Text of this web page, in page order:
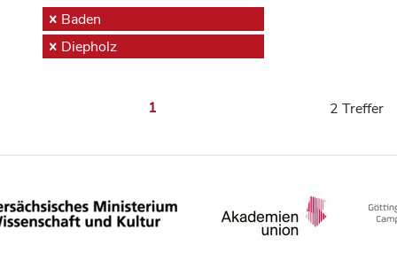
Baden
Diepholz
1 2 Treffer